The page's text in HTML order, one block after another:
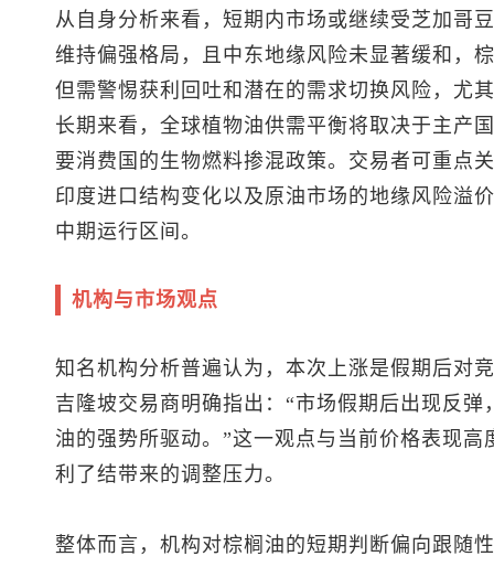
从自身分析来看，短期内市场或继续受芝加哥
维持偏强格局，且中东地缘风险未显著缓和，
但需警惕获利回吐和潜在的需求切换风险，尤
长期来看，全球植物油供需平衡将取决于主产
要消费国的生物燃料掺混政策。交易者可重点
印度进口结构变化以及原油市场的地缘风险溢
中期运行区间。
机构与市场观点
知名机构分析普遍认为，本次上涨是假期后对
吉隆坡交易商明确指出：“市场假期后出现反
油的强势所驱动。”这一观点与当前价格表现
利了结带来的调整压力。
整体而言，机构对棕榈油的短期判断偏向跟随